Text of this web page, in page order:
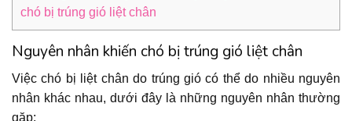
chó bị trúng gió liệt chân
Nguyên nhân khiến chó bị trúng gió liệt chân
Việc chó bị liệt chân do trúng gió có thể do nhiều nguyên
nhân khác nhau, dưới đây là những nguyên nhân thường
gặp: